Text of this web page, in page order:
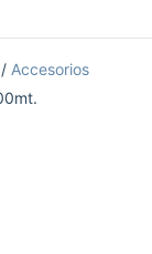
/ Accesorios